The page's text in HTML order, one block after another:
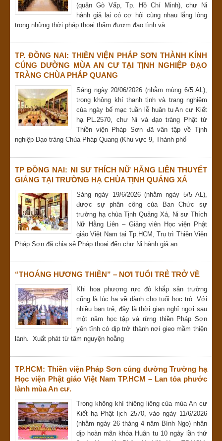
(quận Gò Vấp, Tp. Hồ Chí Minh), chư Ni
hành giả lại có cơ hội cùng nhau lắng lòng
trong những thời pháp thoại thấm đượm đạo tình và
TP. ĐỒNG NAI: THIỀN VIỆN PHÁP SƠN THÀNH KÍNH
CÚNG DƯỜNG MÙA AN CƯ TẠI TỊNH NGHIỆP ĐẠO
TRÀNG CHÙA PHÁP QUANG
Sáng ngày 20/06/2026 (nhằm mùng 6/5 AL),
trong không khí thanh tịnh và trang nghiêm
của ngày bế mạc tuần lễ huân tu An cư Kiết
hạ PL.2570, chư Ni và đạo tràng Phật tử
Thiền viện Pháp Sơn đã vân tập về Tịnh
nghiệp Đạo tràng Chùa Pháp Quang (Khu vực 9, Thành phố
TP ĐỒNG NAI: NI SƯ THÍCH NỮ HẰNG LIÊN THUYẾT
GIẢNG TẠI TRƯỜNG HẠ CHÙA TỊNH QUẢNG XÁ
Sáng ngày 19/6/2026 (nhằm ngày 5/5 AL),
được sự phân công của Ban Chức sự
trường hạ chùa Tịnh Quảng Xá, Ni sư Thích
Nữ Hằng Liên – Giảng viên Học viện Phật
giáo Việt Nam tại Tp.HCM, Trụ trì Thiền Viện
Pháp Sơn đã chia sẻ Pháp thoại đến chư Ni hành giả an
“THOÁNG HƯƠNG THIỀN” – NƠI TUỔI TRẺ TRỞ VỀ
Khi hoa phượng rực đỏ khắp sân trường
cũng là lúc hạ về dành cho tuổi học trò. Với
nhiều bạn trẻ, đây là thời gian nghỉ ngơi sau
một năm học tập và rừng thiền Pháp Sơn
yên tĩnh có dịp trở thành nơi gieo mầm thiện
lành. Xuất phát từ tâm nguyện hoằng
TP.HCM: Thiền viện Pháp Sơn cúng dường Trường hạ
Học viện Phật giáo Việt Nam TP.HCM – Lan tỏa phước
lành mùa An cư.
Trong không khí thiêng liêng của mùa An cư
Kiết hạ Phật lịch 2570, vào ngày 11/6/2026
(nhằm ngày 26 tháng 4 năm Bính Ngọ) nhân
dịp hoàn mãn khóa Huân tu 10 ngày lần thứ